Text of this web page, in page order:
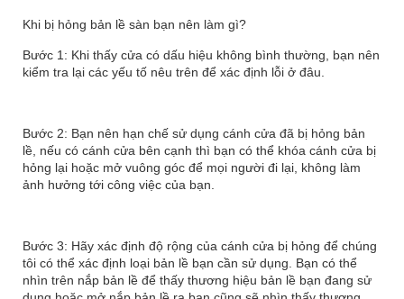
Khi bị hỏng bản lề sàn bạn nên làm gì?
Bước 1: Khi thấy cửa có dấu hiệu không bình thường, bạn nên
kiểm tra lại các yếu tố nêu trên để xác định lỗi ở đâu.
Bước 2: Bạn nên hạn chế sử dụng cánh cửa đã bị hỏng bản
lề, nếu có cánh cửa bên cạnh thì bạn có thể khóa cánh cửa bị
hỏng lại hoặc mở vuông góc để mọi người đi lại, không làm
ảnh hưởng tới công việc của bạn.
Bước 3: Hãy xác định độ rộng của cánh cửa bị hỏng để chúng
tôi có thể xác định loại bản lề bạn cần sử dụng. Bạn có thể
nhìn trên nắp bản lề để thấy thương hiệu bản lề bạn đang sử